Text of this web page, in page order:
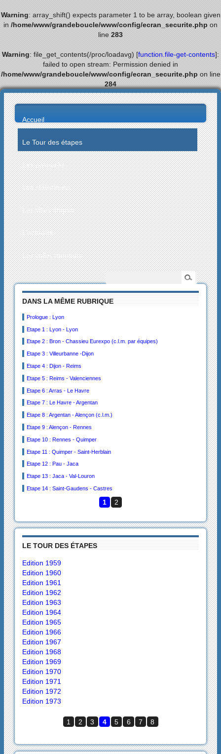
Warning: array_shift() expects parameter 1 to be array, boolean given
in /home/www/grandeboucle/www/config/ecran_securite.php on
line 283
Warning: file_get_contents(/proc/loadavg) [function.file-get-contents]:
failed to open stream: Permission denied in
/home/www/grandeboucle/www/config/ecran_securite.php on line
284
Accueil
Le Tour des étapes
Les palmarès
Les statistiques
Les villes étapes
L’actualité
Les collectionneurs
DANS LA MÊME RUBRIQUE
Prologue : Lyon
Etape 1 : Lyon - Lyon
Etape 2 : Bron - Chassieu Eurexpo (c.l.m. par équipes)
Etape 3 : Villeurbanne -Dijon
Etape 4 : Dijon - Reims
Etape 5 : Reims - Valenciennes
Etape 6 : Arras - Le Havre
Etape 7 : Le Havre - Argentan
Etape 8 : Argentan - Alençon (c.l.m.)
Etape 9 : Alençon - Rennes
Etape 10 : Rennes - Quimper
Etape 11 : Quimper - Saint-Herblain
Etape 12 : Pau - Jaca
Etape 13 : Jaca - Val-Louron
Etape 14 : Saint-Gaudens - Castres
1 2
LE TOUR DES ÉTAPES
Edition 1959
Edition 1960
Edition 1961
Edition 1962
Edition 1963
Edition 1964
Edition 1965
Edition 1966
Edition 1967
Edition 1968
Edition 1969
Edition 1970
Edition 1971
Edition 1972
Edition 1973
1 2 3 4 5 6 7 8